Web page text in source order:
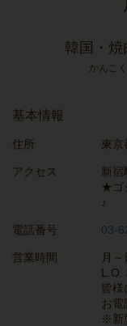
韓国・
かんこ
基本情報
住所 東京
アクセス
新宿
★ゴ
♪
電話番号 03-
営業時間
月
L.O.
皆様
お電
※新